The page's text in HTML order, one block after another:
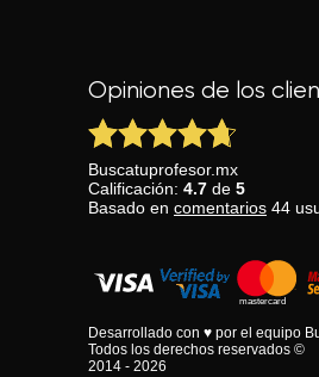
Opiniones de los
Buscatuprofesor.mx
Calificación: 4.7 de 5
Basado en comentarios 44
Desarrollado con ♥ por el equipo
Todos los derechos reservados ©
2014 - 2026